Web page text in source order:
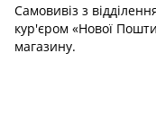
Самовивіз з
кур'єром «Нової
магазину.